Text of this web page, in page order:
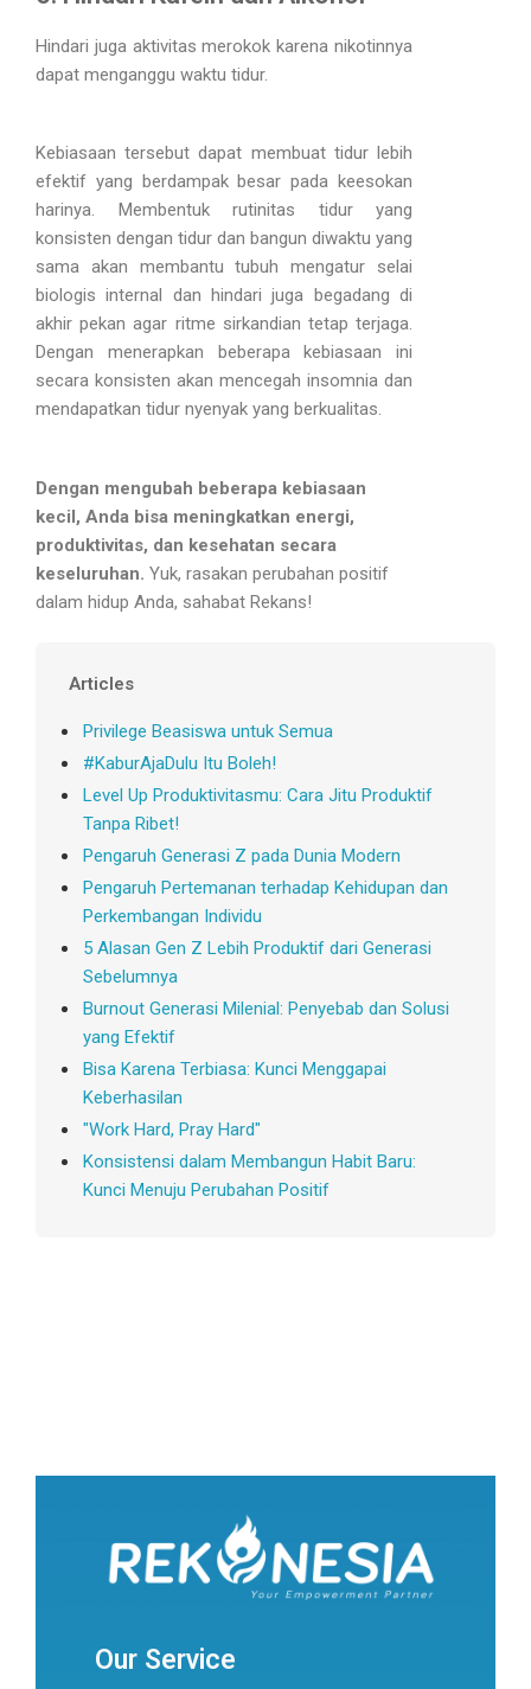
Hindari juga aktivitas merokok karena nikotinnya
dapat menganggu waktu tidur.
Kebiasaan tersebut dapat membuat tidur lebih
efektif yang berdampak besar pada keesokan
harinya. Membentuk rutinitas tidur yang
konsisten dengan tidur dan bangun diwaktu yang
sama akan membantu tubuh mengatur selai
biologis internal dan hindari juga begadang di
akhir pekan agar ritme sirkandian tetap terjaga.
Dengan menerapkan beberapa kebiasaan ini
secara konsisten akan mencegah insomnia dan
mendapatkan tidur nyenyak yang berkualitas.
Dengan mengubah beberapa kebiasaan
kecil, Anda bisa meningkatkan energi,
produktivitas, dan kesehatan secara
keseluruhan. Yuk, rasakan perubahan positif
dalam hidup Anda, sahabat Rekans!
Articles
Privilege Beasiswa untuk Semua
#KaburAjaDulu Itu Boleh!
Level Up Produktivitasmu: Cara Jitu Produktif
Tanpa Ribet!
Pengaruh Generasi Z pada Dunia Modern
Pengaruh Pertemanan terhadap Kehidupan dan
Perkembangan Individu
5 Alasan Gen Z Lebih Produktif dari Generasi
Sebelumnya
Burnout Generasi Milenial: Penyebab dan Solusi
yang Efektif
Bisa Karena Terbiasa: Kunci Menggapai
Keberhasilan
"Work Hard, Pray Hard"
Konsistensi dalam Membangun Habit Baru:
Kunci Menuju Perubahan Positif
Our Service